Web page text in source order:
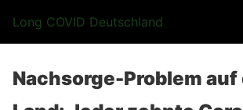
Long COVID Deutschland
Nachsorge-Problem auf